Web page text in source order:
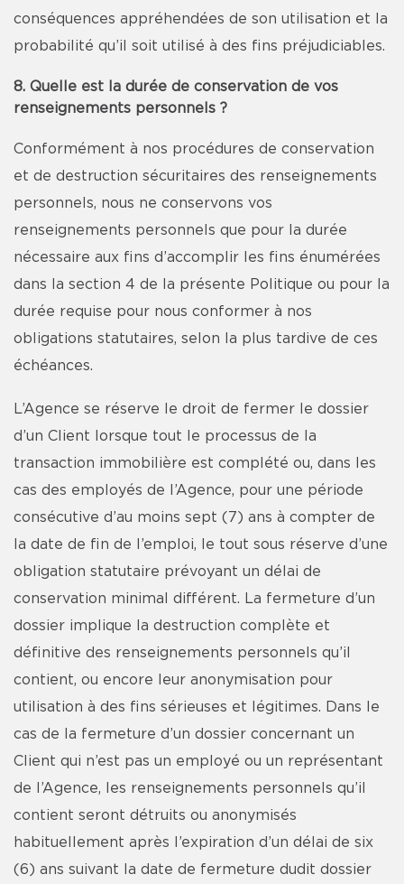
conséquences appréhendées de son utilisation et la
probabilité qu’il soit utilisé à des fins préjudiciables.
8. Quelle est la durée de conservation de vos
renseignements personnels ?
Conformément à nos procédures de conservation
et de destruction sécuritaires des renseignements
personnels, nous ne conservons vos
renseignements personnels que pour la durée
nécessaire aux fins d’accomplir les fins énumérées
dans la section 4 de la présente Politique ou pour la
durée requise pour nous conformer à nos
obligations statutaires, selon la plus tardive de ces
échéances.
L’Agence se réserve le droit de fermer le dossier
d’un Client lorsque tout le processus de la
transaction immobilière est complété ou, dans les
cas des employés de l’Agence, pour une période
consécutive d’au moins sept (7) ans à compter de
la date de fin de l’emploi, le tout sous réserve d’une
obligation statutaire prévoyant un délai de
conservation minimal différent. La fermeture d’un
dossier implique la destruction complète et
définitive des renseignements personnels qu’il
contient, ou encore leur anonymisation pour
utilisation à des fins sérieuses et légitimes. Dans le
cas de la fermeture d’un dossier concernant un
Client qui n’est pas un employé ou un représentant
de l’Agence, les renseignements personnels qu’il
contient seront détruits ou anonymisés
habituellement après l’expiration d’un délai de six
(6) ans suivant la date de fermeture dudit dossier